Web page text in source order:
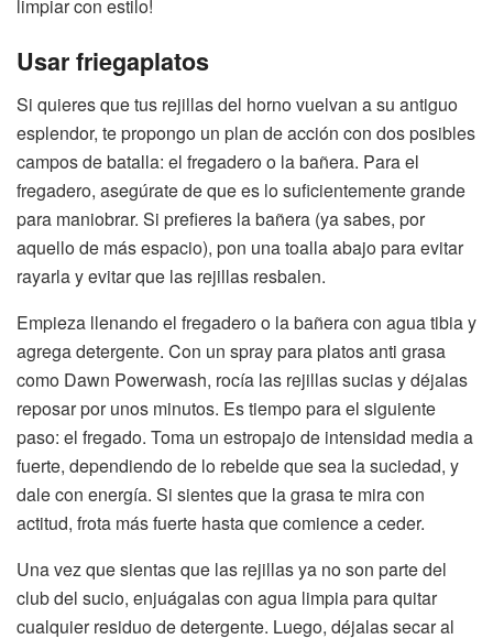
limpiar con estilo!
Usar friegaplatos
Si quieres que tus rejillas del horno vuelvan a su antiguo
esplendor, te propongo un plan de acción con dos posibles
campos de batalla: el fregadero o la bañera. Para el
fregadero, asegúrate de que es lo suficientemente grande
para maniobrar. Si prefieres la bañera (ya sabes, por
aquello de más espacio), pon una toalla abajo para evitar
rayarla y evitar que las rejillas resbalen.
Empieza llenando el fregadero o la bañera con agua tibia y
agrega detergente. Con un spray para platos anti grasa
como Dawn Powerwash, rocía las rejillas sucias y déjalas
reposar por unos minutos. Es tiempo para el siguiente
paso: el fregado. Toma un estropajo de intensidad media a
fuerte, dependiendo de lo rebelde que sea la suciedad, y
dale con energía. Si sientes que la grasa te mira con
actitud, frota más fuerte hasta que comience a ceder.
Una vez que sientas que las rejillas ya no son parte del
club del sucio, enjuágalas con agua limpia para quitar
cualquier residuo de detergente. Luego, déjalas secar al